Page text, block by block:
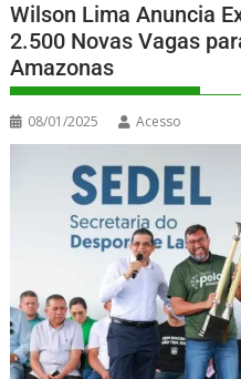
Wilson Lima Anuncia
2.500 Novas Vagas
Amazonas
08/01/2025 Acesso